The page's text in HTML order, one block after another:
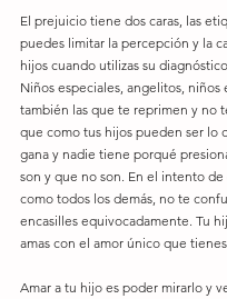
El prejuicio tiene dos caras, las
puedes limitar la percepción y la
hijos cuando utilizas su
Niños especiales, angelitos, niños
también las que te reprimen y no
que como tus hijos pueden ser lo
gana y nadie tiene porqué
son y que no son. En el intento
como todos los demás, no te
encasilles equivocadamente. Tu
amas con el amor único que tienes.
Amar a tu hijo es poder mirarlo y